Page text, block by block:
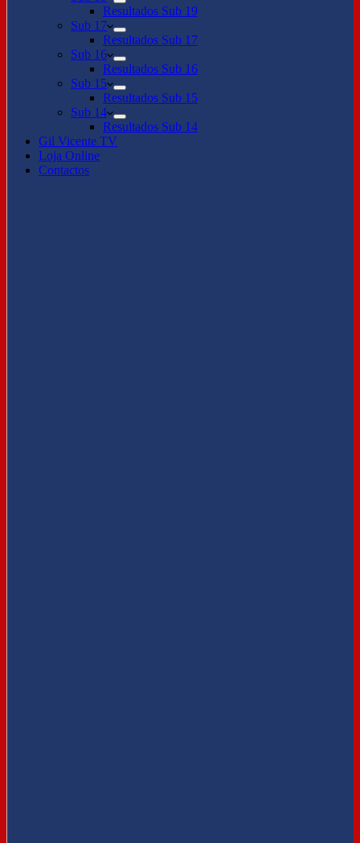
Resultados Sub 19
Sub 17
Resultados Sub 17
Sub 16
Resultados Sub 16
Sub 15
Resultados Sub 15
Sub 14
Resultados Sub 14
Gil Vicente TV
Loja Online
Contactos